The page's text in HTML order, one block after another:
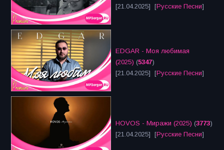
[21.04.2025] [Русские Песни]
EDGAR - Моя любимая
(2025) (5347)
[21.04.2025] [Русские Песни]
HOVOS - Миражи (2025) (3773)
[21.04.2025] [Русские Песни]